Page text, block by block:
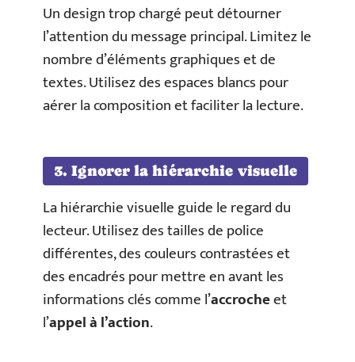
Un design trop chargé peut détourner
l’attention du message principal. Limitez le
nombre d’éléments graphiques et de
textes. Utilisez des espaces blancs pour
aérer la composition et faciliter la lecture.
3. Ignorer la hiérarchie visuelle
La hiérarchie visuelle guide le regard du
lecteur. Utilisez des tailles de police
différentes, des couleurs contrastées et
des encadrés pour mettre en avant les
informations clés comme l’accrocheet
l’appel à l’action.